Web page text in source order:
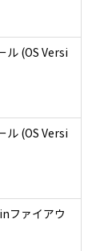
ル (OS Versi
ル (OS Versi
ファイアウ